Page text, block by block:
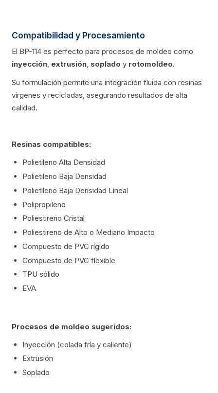
Compatibilidad y Procesamiento
El BP-114 es perfecto para procesos de moldeo como
inyección, extrusión, soplado y rotomoldeo.
Su formulación permite una integración fluida con resinas
vírgenes y recicladas, asegurando resultados de alta
calidad.
Resinas compatibles:
Polietileno Alta Densidad
Polietileno Baja Densidad
Polietileno Baja Densidad Lineal
Polipropileno
Poliestireno Cristal
Poliestireno de Alto o Mediano Impacto
Compuesto de PVC rígido
Compuesto de PVC flexible
TPU sólido
EVA
Procesos de moldeo sugeridos:
Inyección (colada fría y caliente)
Extrusión
Soplado